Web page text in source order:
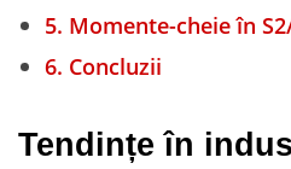
5. Momente-cheie în
6. Concluzii
Tendințe în